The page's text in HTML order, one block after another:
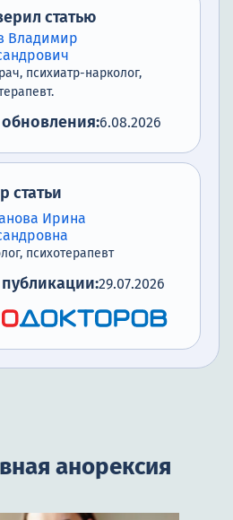
лечения анорексии
статью
Владимир
психиатр-нарколог,
обновления:6.08.2026
статьи
Ирина
психотерапевт
публикации:29.07.2026
анорексия